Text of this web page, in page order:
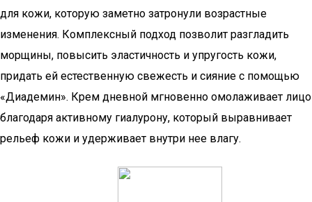
для кожи, которую заметно затронули возрастные
изменения. Комплексный подход позволит разгладить
морщины, повысить эластичность и упругость кожи,
придать ей естественную свежесть и сияние с помощью
«Диадемин». Крем дневной мгновенно омолаживает лицо
благодаря активному гиалурону, который выравнивает
рельеф кожи и удерживает внутри нее влагу.